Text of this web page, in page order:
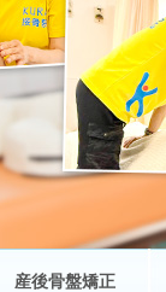
産後骨盤矯正